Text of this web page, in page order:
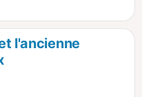
du
du
et
l'ancienne